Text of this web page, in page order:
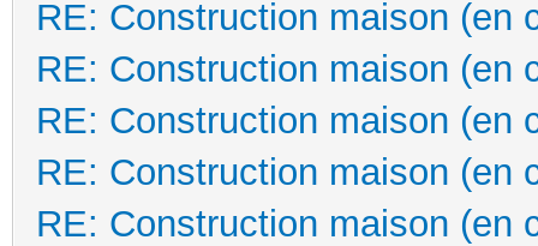
RE: Construction maison (en
RE: Construction maison (en
RE: Construction maison (en
RE: Construction maison (en
RE: Construction maison (en